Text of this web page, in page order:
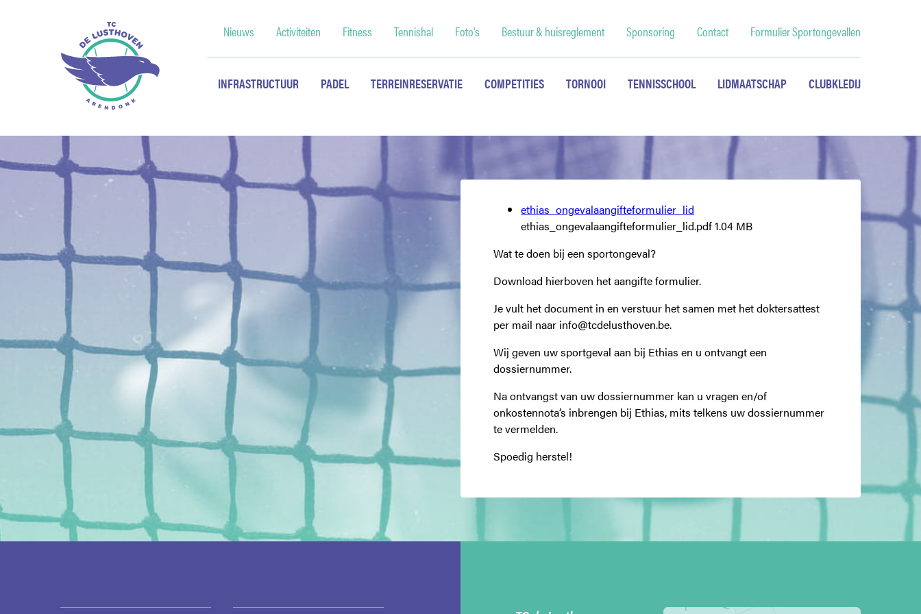
Nieuws Activiteiten Fitness Tennishal Foto's Bestuur & huisreglement Sponsoring Contact Formulier Sportongevallen
INFRASTRUCTUUR PADEL TERREINRESERVATIE COMPETITIES TORNOOI TENNISSCHOOL LIDMAATSCHAP CLUBKLEDIJ
ethias_ongevalaangifteformulier_lid
ethias_ongevalaangifteformulier_lid.pdf1.04 MB
Wat te doen bij een sportongeval?
Download hierboven het aangifte formulier.
Je vult het document in en verstuur het samen met het doktersattest
per mail naar info@tcdelusthoven.be.
Wij geven uw sportgeval aan bij Ethias en u ontvangt een
dossiernummer.
Na ontvangst van uw dossiernummer kan u vragen en/of
onkostennota’s inbrengen bij Ethias, mits telkens uw dossiernummer
te vermelden.
Spoedig herstel!